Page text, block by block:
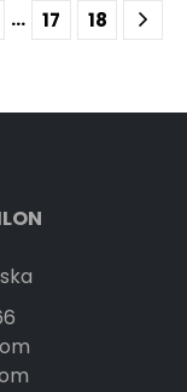
… 17 18